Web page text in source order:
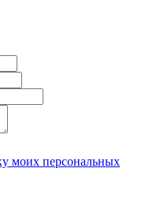
моих персональных